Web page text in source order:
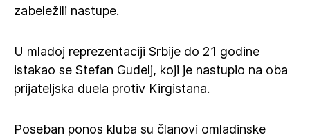
zabeležili nastupe.
U mladoj reprezentaciji Srbije do 21 godine
istakao se Stefan Gudelj, koji je nastupio na oba
prijateljska duela protiv Kirgistana.
Poseban ponos kluba su članovi omladinske